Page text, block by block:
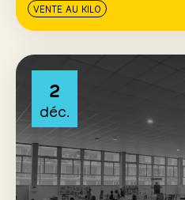
VENTE AU KILO
2
déc.